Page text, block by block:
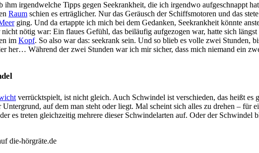
irgendwelche Tipps gegen Seekrankheit, die ich irgendwo aufgeschnappt
Raum schien es erträglicher. Nur das Geräusch der Schiffsmotoren und das
ging. Und da ertappte ich mich bei dem Gedanken, Seekrankheit könnte
nötig war: Ein flaues Gefühl, das beiläufig aufgezogen war, hatte sich längst
im Kopf. So also war das: seekrank sein. Und so blieb es volle zwei Stunden,
her… Während der zwei Stunden war ich mir sicher, dass mich niemand ein
verrücktspielt, ist nicht gleich. Auch Schwindel ist verschieden, das heißt es
auf dem man steht oder liegt. Mal scheint sich alles zu drehen – für
es treten gleichzeitig mehrere dieser Schwindelarten auf. Oder der Schwindel